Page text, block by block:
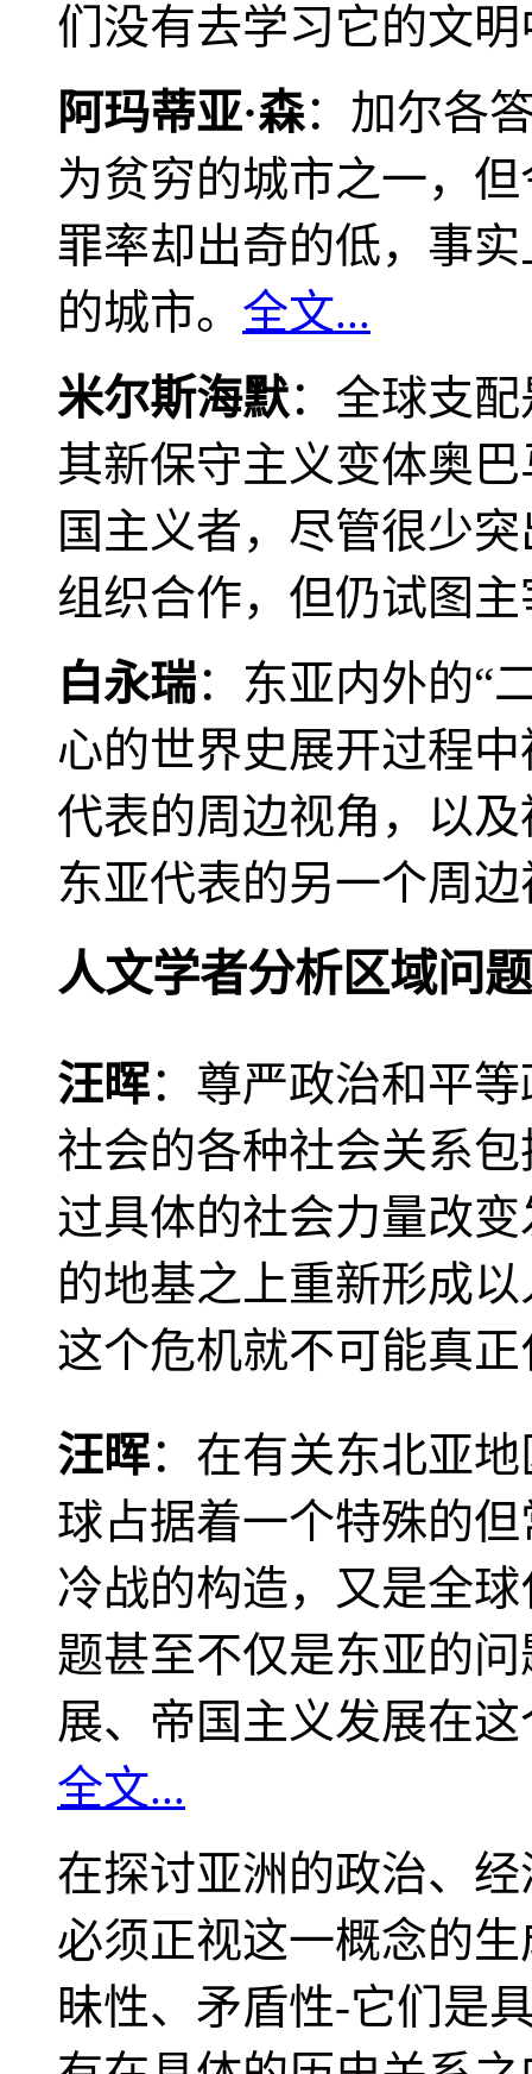
们没有去学习它的文
阿玛蒂亚·森：加尔各
为贫穷的城市之一，
罪率却出奇的低，事
的城市。 全文...
米尔斯海默：全球支
其新保守主义变体奥
国主义者，尽管很少
组织合作，但仍试图
白永瑞：东亚内外的“
心的世界史展开过程
代表的周边视角，以
东亚代表的另一个周
人文学者分析区域问题
汪晖：尊严政治和平
社会的各种社会关系
过具体的社会力量改
的地基之上重新形成
这个危机就不可能真
汪晖：在有关东北亚
球占据着一个特殊的
冷战的构造，又是全
题甚至不仅是东亚的
展、帝国主义发展在
全文...
在探讨亚洲的政治、
必须正视这一概念的
昧性、矛盾性-它们是